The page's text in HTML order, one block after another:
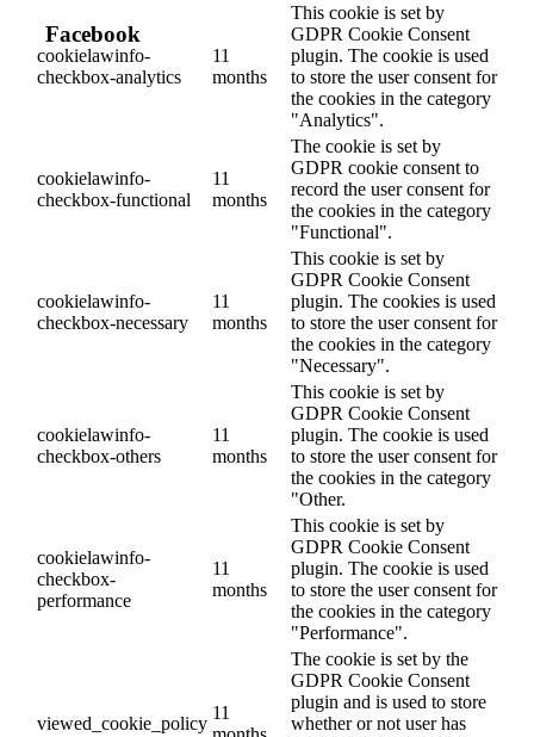
Facebook
cookielawinfo-
checkbox-analytics
11
months
This cookie is set by
GDPR Cookie Consent
plugin. The cookie is used
to store the user consent for
the cookies in the category
"Analytics".
cookielawinfo-
checkbox-functional
11
months
The cookie is set by
GDPR cookie consent to
record the user consent for
the cookies in the category
"Functional".
cookielawinfo-
checkbox-necessary
11
months
This cookie is set by
GDPR Cookie Consent
plugin. The cookies is used
to store the user consent for
the cookies in the category
"Necessary".
cookielawinfo-
checkbox-others
11
months
This cookie is set by
GDPR Cookie Consent
plugin. The cookie is used
to store the user consent for
the cookies in the category
"Other.
cookielawinfo-
checkbox-
performance
11
months
This cookie is set by
GDPR Cookie Consent
plugin. The cookie is used
to store the user consent for
the cookies in the category
"Performance".
viewed_cookie_policy
11
The cookie is set by the
GDPR Cookie Consent
plugin and is used to store
whether or not user has